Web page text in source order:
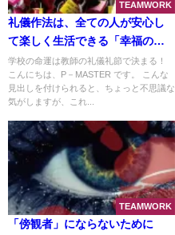
TEAMWORK
礼儀作法は、全ての人が安心し
て楽しく生活できる「幸福の
鍵」
学校の命運は教師の礼儀礼節で決まる！
こんにちは、P－MASTER です。 こんな
見出しを付けられると、ちょっと不思議な
気がしますが、これ...
TEAMWORK
「傍観者」にならないために